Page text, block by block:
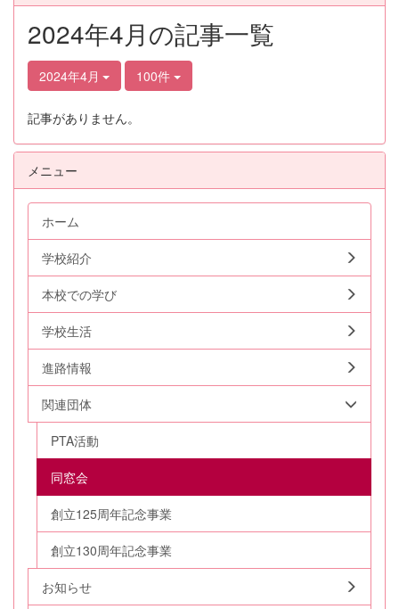
2024年4月の記事一覧
2024年4月 100件
記事がありません。
メニュー
ホーム
学校紹介
本校での学び
学校生活
進路情報
関連団体
PTA活動
同窓会
創立125周年記念事業
創立130周年記念事業
お知らせ